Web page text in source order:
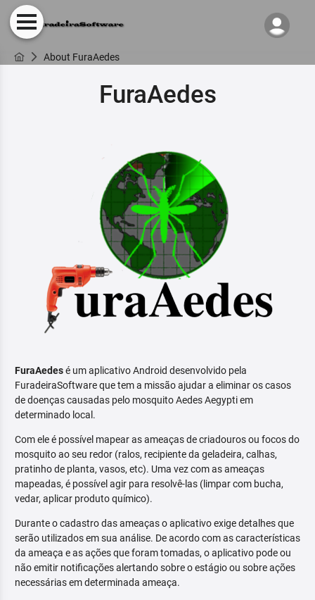
About FuraAedes
FuraAedes
FuraAedesé um aplicativo Android desenvolvido pela
FuradeiraSoftware que tem a missão ajudar a eliminar os casos
de doenças causadas pelo mosquito Aedes Aegypti em
determinado local.
Com ele é possível mapear as ameaças de criadouros ou focos do
mosquito ao seu redor (ralos, recipiente da geladeira, calhas,
pratinho de planta, vasos, etc). Uma vez com as ameaças
mapeadas, é possível agir para resolvê-las (limpar com bucha,
vedar, aplicar produto químico).
Durante o cadastro das ameaças o aplicativo exige detalhes que
serão utilizados em sua análise. De acordo com as características
da ameaça e as ações que foram tomadas, o aplicativo pode ou
não emitir notificações alertando sobre o estágio ou sobre ações
necessárias em determinada ameaça.